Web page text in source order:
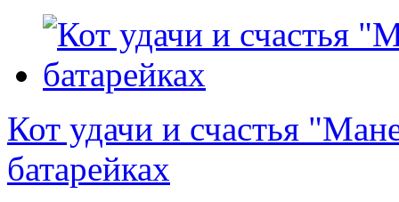
Кот удачи и счастья
батарейках